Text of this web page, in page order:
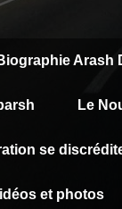
Arash
Le
se
et photos